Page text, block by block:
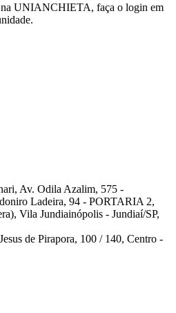
na UNIANCHIETA, faça o login em
Av. Odila Azalim, 575 -
Ladeira, 94 - PORTARIA 2,
Vila Jundiainópolis - Jundiaí/SP,
de Pirapora, 100 / 140, Centro -